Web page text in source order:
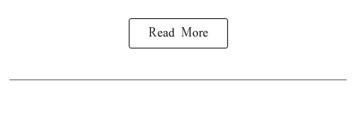
Read More